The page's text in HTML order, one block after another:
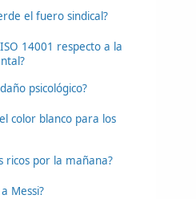
el fuero sindical?
14001 respecto a la
psicológico?
color blanco para los
ricos por la mañana?
Messi?